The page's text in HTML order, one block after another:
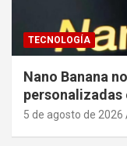
TECNOLOGÍA
Nano Banana
personalizadas
5 de agosto de 2026